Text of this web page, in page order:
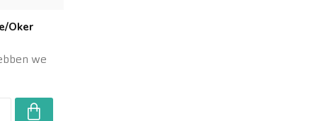
Oker
we